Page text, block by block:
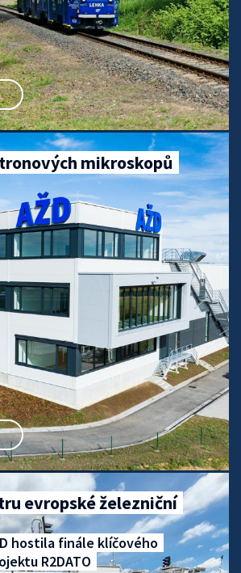
mikroskopů
evropské železniční
hostila finále klíčového
R2DATO